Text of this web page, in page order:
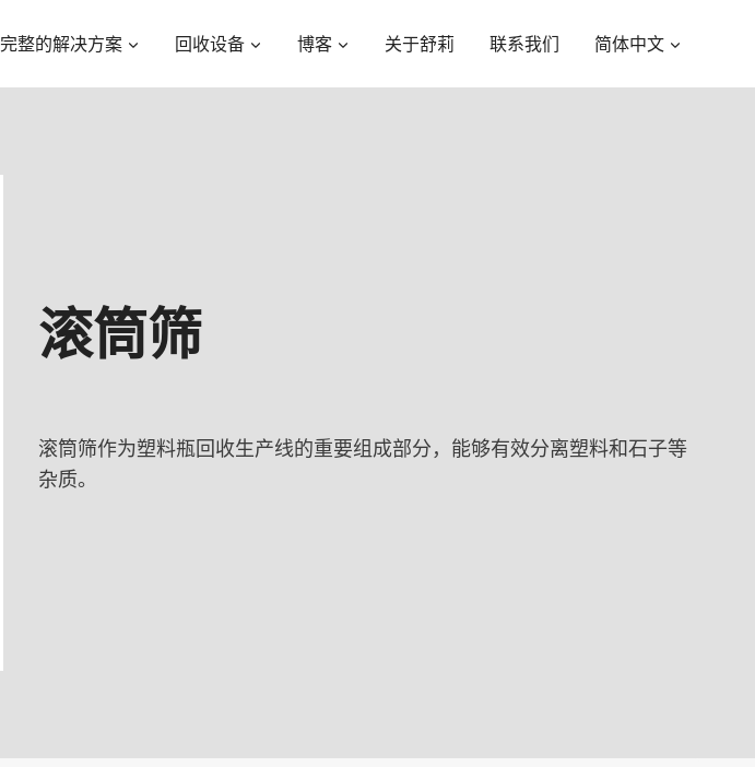
完整的解决方案 回收设备 博客 关于舒莉 联系我们 简体中文
滚筒筛
滚筒筛作为塑料瓶回收生产线的重要组成部分，能够有效分离塑料和石子等
杂质。